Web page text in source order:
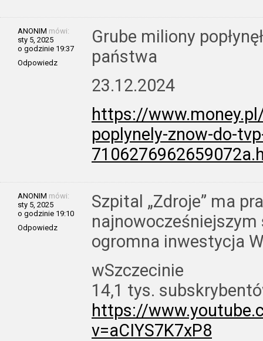
ANONIM mówi:
sty 5, 2025
o godzinie 19:37
Odpowiedz
Grube miliony
państwa
23.12.2024
https://
poplynely-znow-do-
ANONIM mówi:
sty 5, 2025
o godzinie 19:10
Odpowiedz
Szpital „Zdroje” ma
najnowocześniejszym
ogromna inwestycja
wSzczecinie
14,1 tys.
https://
v=aCIYS7K7xP8